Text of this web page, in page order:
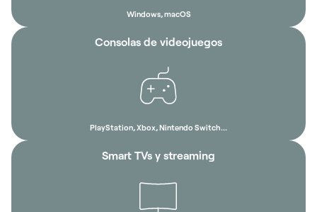
Windows, macOS
Consolas de videojuegos
PlayStation, Xbox, Nintendo Switch...
Smart TVs y streaming